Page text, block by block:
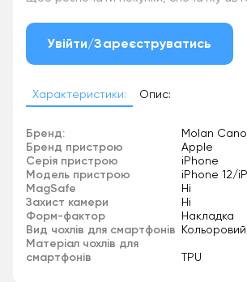
Увійти/Зареєструватись
Характеристики: Опис:
Бренд: Molan Cano
Бренд пристрою Apple
Серія пристрою iPhone
Модель пристрою iPhone 12/
MagSafe Ні
Захист камери Ні
Форм-фактор Накладка
Вид чохлів для смартфонів Кольоровий
Матеріал чохлів для
смартфонів
TPU